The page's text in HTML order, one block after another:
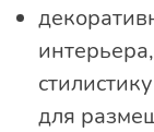
для